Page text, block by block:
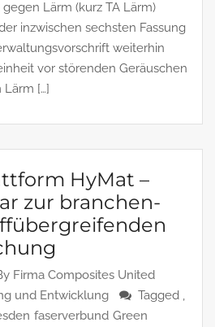
Lärm (kurz TA Lärm)
inzwischen sechsten Fassung
weiterhin
vor störenden Geräuschen
[…]
HyMat –
zur branchen-
Firma Composites United
und Entwicklung
Tagged ,
faserverbund Green